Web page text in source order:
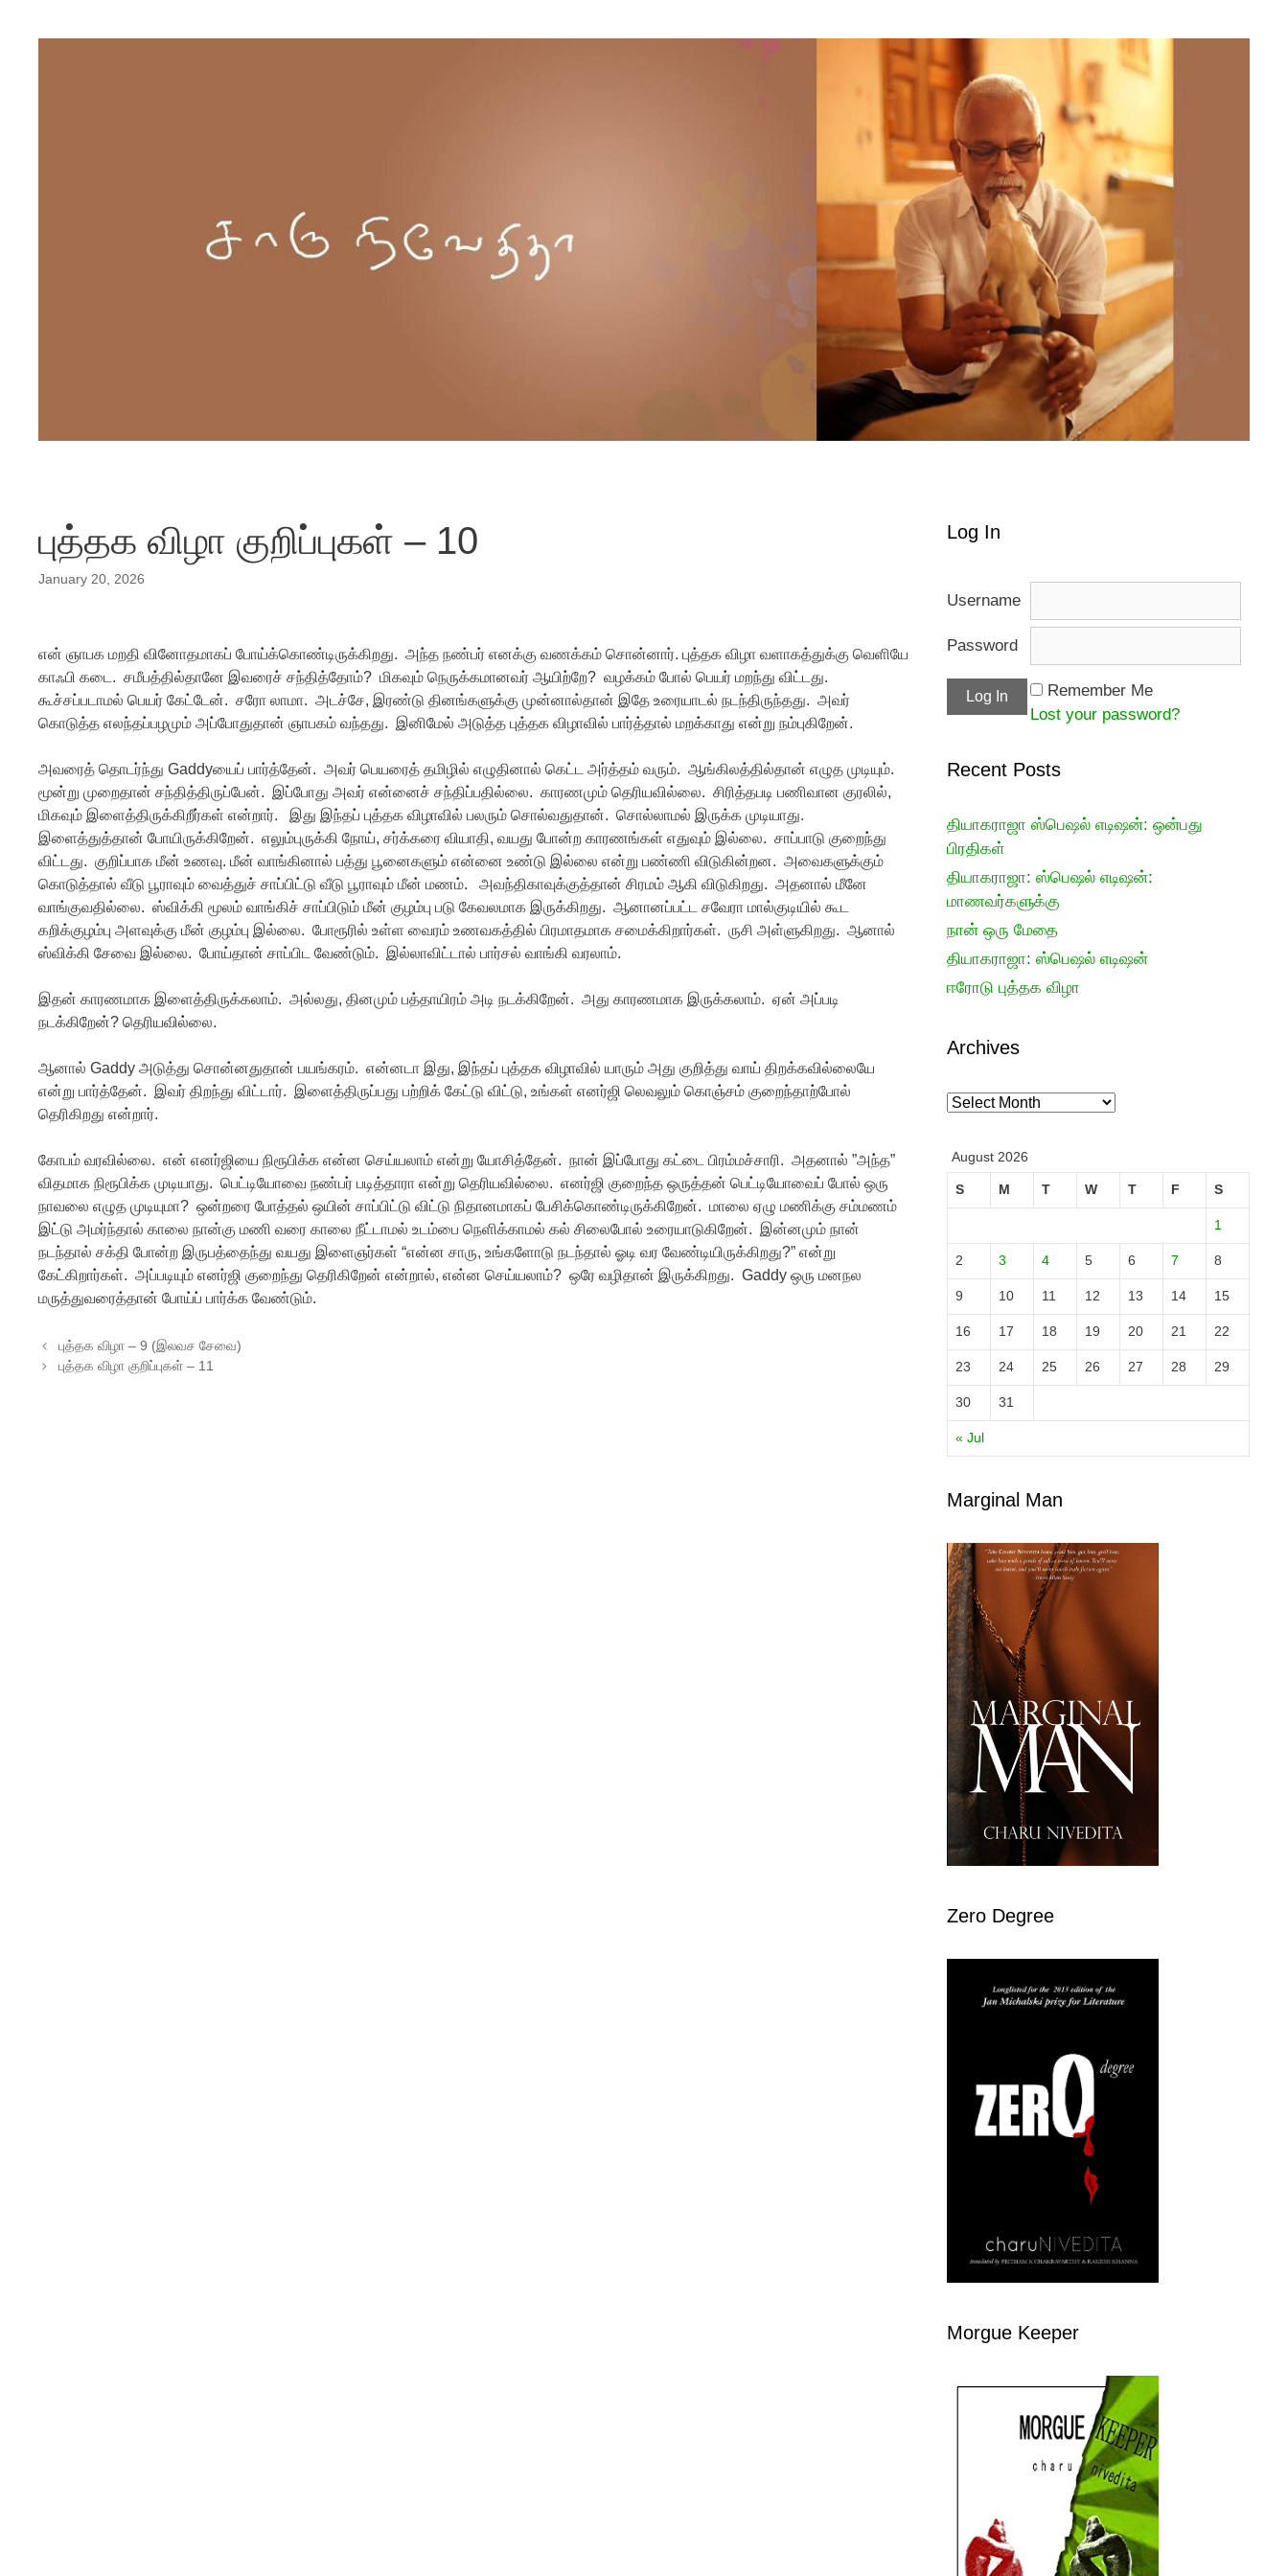
புத்தக விழா குறிப்புகள் – 10
January 20, 2026
என் ஞாபக மறதி வினோதமாகப் போய்க்கொண்டிருக்கிறது. அந்த நண்பர் எனக்கு வணக்கம் சொன்னார். புத்தக விழா வளாகத்துக்கு வெளியே
காஃபி கடை. சமீபத்தில்தானே இவரைச் சந்தித்தோம்? மிகவும் நெருக்கமானவர் ஆயிற்றே? வழக்கம் போல் பெயர் மறந்து விட்டது.
கூச்சப்படாமல் பெயர் கேட்டேன். சரோ லாமா. அடச்சே, இரண்டு தினங்களுக்கு முன்னால்தான் இதே உரையாடல் நடந்திருந்தது. அவர்
கொடுத்த எலந்தப்பழமும் அப்போதுதான் ஞாபகம் வந்தது. இனிமேல் அடுத்த புத்தக விழாவில் பார்த்தால் மறக்காது என்று நம்புகிறேன்.
அவரைத் தொடர்ந்து Gaddyயைப் பார்த்தேன். அவர் பெயரைத் தமிழில் எழுதினால் கெட்ட அர்த்தம் வரும். ஆங்கிலத்தில்தான் எழுத முடியும்.
மூன்று முறைதான் சந்தித்திருப்பேன். இப்போது அவர் என்னைச் சந்திப்பதில்லை. காரணமும் தெரியவில்லை. சிரித்தபடி பணிவான குரலில்,
மிகவும் இளைத்திருக்கிறீர்கள் என்றார். இது இந்தப் புத்தக விழாவில் பலரும் சொல்வதுதான். சொல்லாமல் இருக்க முடியாது.
இளைத்துத்தான் போயிருக்கிறேன். எலும்புருக்கி நோய், சர்க்கரை வியாதி, வயது போன்ற காரணங்கள் எதுவும் இல்லை. சாப்பாடு குறைந்து
விட்டது. குறிப்பாக மீன் உணவு. மீன் வாங்கினால் பத்து பூனைகளும் என்னை உண்டு இல்லை என்று பண்ணி விடுகின்றன. அவைகளுக்கும்
கொடுத்தால் வீடு பூராவும் வைத்துச் சாப்பிட்டு வீடு பூராவும் மீன் மணம். அவந்திகாவுக்குத்தான் சிரமம் ஆகி விடுகிறது. அதனால் மீனே
வாங்குவதில்லை. ஸ்விக்கி மூலம் வாங்கிச் சாப்பிடும் மீன் குழம்பு படு கேவலமாக இருக்கிறது. ஆனானப்பட்ட சவேரா மால்குடியில் கூட
கறிக்குழம்பு அளவுக்கு மீன் குழம்பு இல்லை. போரூரில் உள்ள வைரம் உணவகத்தில் பிரமாதமாக சமைக்கிறார்கள். ருசி அள்ளுகிறது. ஆனால்
ஸ்விக்கி சேவை இல்லை. போய்தான் சாப்பிட வேண்டும். இல்லாவிட்டால் பார்சல் வாங்கி வரலாம்.
இதன் காரணமாக இளைத்திருக்கலாம். அல்லது, தினமும் பத்தாயிரம் அடி நடக்கிறேன். அது காரணமாக இருக்கலாம். ஏன் அப்படி
நடக்கிறேன்? தெரியவில்லை.
ஆனால் Gaddy அடுத்து சொன்னதுதான் பயங்கரம். என்னடா இது, இந்தப் புத்தக விழாவில் யாரும் அது குறித்து வாய் திறக்கவில்லையே
என்று பார்த்தேன். இவர் திறந்து விட்டார். இளைத்திருப்பது பற்றிக் கேட்டு விட்டு, உங்கள் எனர்ஜி லெவலும் கொஞ்சம் குறைந்தாற்போல்
தெரிகிறது என்றார்.
கோபம் வரவில்லை. என் எனர்ஜியை நிரூபிக்க என்ன செய்யலாம் என்று யோசித்தேன். நான் இப்போது கட்டை பிரம்மச்சாரி. அதனால் ”அந்த”
விதமாக நிரூபிக்க முடியாது. பெட்டியோவை நண்பர் படித்தாரா என்று தெரியவில்லை. எனர்ஜி குறைந்த ஒருத்தன் பெட்டியோவைப் போல் ஒரு
நாவலை எழுத முடியுமா? ஒன்றரை போத்தல் ஒயின் சாப்பிட்டு விட்டு நிதானமாகப் பேசிக்கொண்டிருக்கிறேன். மாலை ஏழு மணிக்கு சம்மணம்
இட்டு அமர்ந்தால் காலை நான்கு மணி வரை காலை நீட்டாமல் உடம்பை நெளிக்காமல் கல் சிலைபோல் உரையாடுகிறேன். இன்னமும் நான்
நடந்தால் சக்தி போன்ற இருபத்தைந்து வயது இளைஞர்கள் “என்ன சாரு, உங்களோடு நடந்தால் ஓடி வர வேண்டியிருக்கிறது?” என்று
கேட்கிறார்கள். அப்படியும் எனர்ஜி குறைந்து தெரிகிறேன் என்றால், என்ன செய்யலாம்? ஒரே வழிதான் இருக்கிறது. Gaddy ஒரு மனநல
மருத்துவரைத்தான் போய்ப் பார்க்க வேண்டும்.
Post navigation
புத்தக விழா – 9 (இலவச சேவை)
புத்தக விழா குறிப்புகள் – 11
Log In
Username
Password
Remember Me
Lost your password?
Recent Posts
தியாகராஜா ஸ்பெஷல் எடிஷன்: ஒன்பது
பிரதிகள்
தியாகராஜா: ஸ்பெஷல் எடிஷன்:
மாணவர்களுக்கு
நான் ஒரு மேதை
தியாகராஜா: ஸ்பெஷல் எடிஷன்
ஈரோடு புத்தக விழா
Archives
Archives
August 2026
S M T W T F S
« Jul
1
2 3 4 5 6 7 8
9 10 11 12 13 14 15
16 17 18 19 20 21 22
23 24 25 26 27 28 29
30 31
Marginal Man
Zero Degree
Morgue Keeper